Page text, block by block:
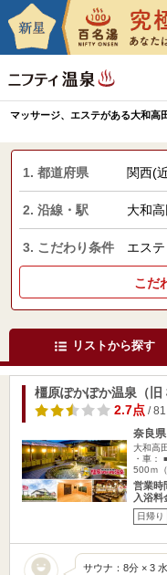
マッサージ、エステがある大和高
1. 都道府県 関西(
2. 沿線・駅 大和
3. こだわり条件 エス
こだ
リストから探す
橿原ぽかぽか温泉（旧
2.7点/ 81
奈良
大和高
・車：
500ｍ
営業時
入浴料
日帰り
サウナ：8分 × 3